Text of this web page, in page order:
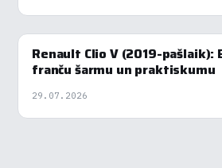
Renault Clio V (2019-
franču šarmu un praktiskumu
29.07.2026